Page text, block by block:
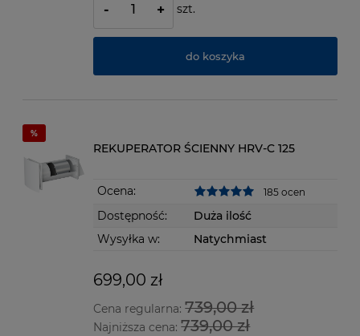
- + szt.
do koszyka
REKUPERATOR ŚCIENNY HRV-C 125
Ocena: 185 ocen
Dostępność:
Duża ilość
Wysyłka w:
Natychmiast
699,00 zł
Cena regularna:739,00 zł
Najniższa cena:739,00 zł